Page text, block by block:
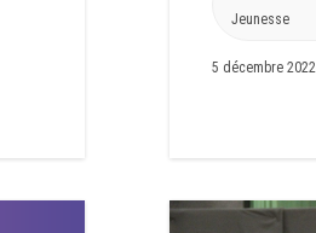
Jeunesse
5 décembre 2022